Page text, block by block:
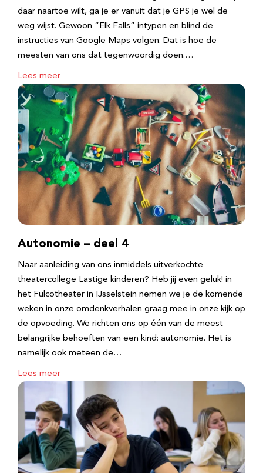
daar naartoe wilt, ga je er vanuit dat je GPS je wel de
weg wijst. Gewoon “Elk Falls” intypen en blind de
instructies van Google Maps volgen. Dat is hoe de
meesten van ons dat tegenwoordig doen.…
Lees meer
Autonomie – deel 4
Naar aanleiding van ons inmiddels uitverkochte
theatercollege Lastige kinderen? Heb jij even geluk! in
het Fulcotheater in IJsselstein nemen we je de komende
weken in onze omdenkverhalen graag mee in onze kijk op
de opvoeding. We richten ons op één van de meest
belangrijke behoeften van een kind: autonomie. Het is
namelijk ook meteen de…
Lees meer